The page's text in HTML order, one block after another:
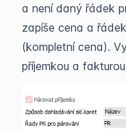
a není daný řádek
zapíše cena a
(kompletní cena).
příjemkou a